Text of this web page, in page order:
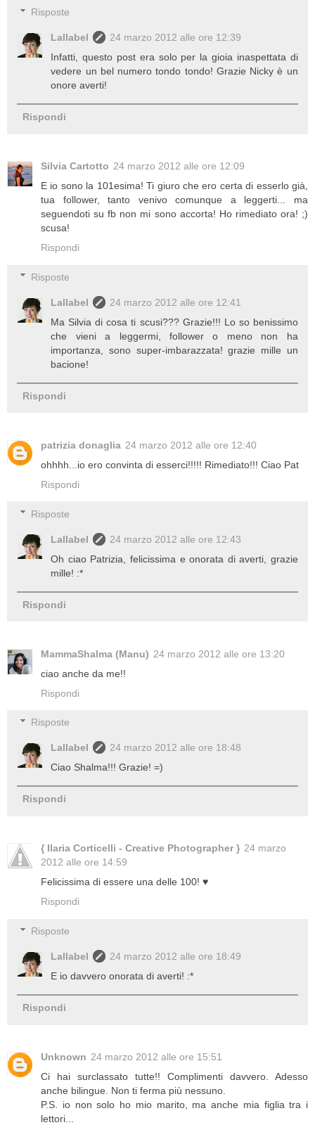
Risposte
Lallabel
24 marzo 2012 alle ore 12:39
Infatti, questo post era solo per la gioia inaspettata di
vedere un bel numero tondo tondo! Grazie Nicky è un
onore averti!
Rispondi
Silvia Cartotto 24 marzo 2012 alle ore 12:09
E io sono la 101esima! Ti giuro che ero certa di esserlo già,
tua follower, tanto venivo comunque a leggerti... ma
seguendoti su fb non mi sono accorta! Ho rimediato ora! ;)
scusa!
Rispondi
Risposte
Lallabel
24 marzo 2012 alle ore 12:41
Ma Silvia di cosa ti scusi??? Grazie!!! Lo so benissimo
che vieni a leggermi, follower o meno non ha
importanza, sono super-imbarazzata! grazie mille un
bacione!
Rispondi
patrizia donaglia 24 marzo 2012 alle ore 12:40
ohhhh...io ero convinta di esserci!!!!! Rimediato!!! Ciao Pat
Rispondi
Risposte
Lallabel
24 marzo 2012 alle ore 12:43
Oh ciao Patrizia, felicissima e onorata di averti, grazie
mille! :*
Rispondi
MammaShalma (Manu) 24 marzo 2012 alle ore 13:20
ciao anche da me!!
Rispondi
Risposte
Lallabel
24 marzo 2012 alle ore 18:48
Ciao Shalma!!! Grazie! =)
Rispondi
{ Ilaria Corticelli - Creative Photographer } 24 marzo
2012 alle ore 14:59
Felicissima di essere una delle 100! ♥
Rispondi
Risposte
Lallabel
24 marzo 2012 alle ore 18:49
E io davvero onorata di averti! :*
Rispondi
Unknown 24 marzo 2012 alle ore 15:51
Ci hai surclassato tutte!! Complimenti davvero. Adesso
anche bilingue. Non ti ferma più nessuno.
P.S. io non solo ho mio marito, ma anche mia figlia tra i
lettori...